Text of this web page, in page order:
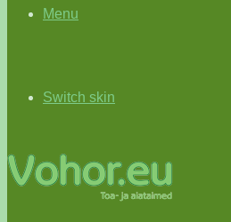
Menu
Switch skin